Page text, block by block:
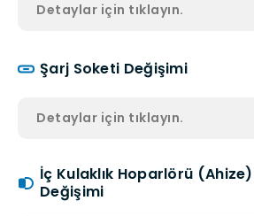
Detaylar için tıklayın.
Şarj Soketi Değişimi
Detaylar için tıklayın.
İç Kulaklık Hoparlörü (Ahize)
Değişimi